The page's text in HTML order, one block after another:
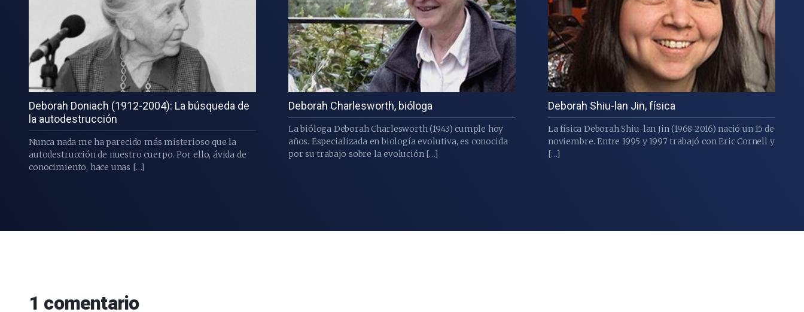
Deborah Doniach (1912-2004): La búsqueda de
la autodestrucción
Nunca nada me ha parecido más misterioso que la
autodestrucción de nuestro cuerpo. Por ello, ávida de
conocimiento, hace unas […]
Deborah Charlesworth, bióloga
La bióloga Deborah Charlesworth (1943) cumple hoy
años. Especializada en biología evolutiva, es conocida
por su trabajo sobre la evolución […]
Deborah Shiu-lan Jin, física
La física Deborah Shiu-lan Jin (1968-2016) nació un 15 de
noviembre. Entre 1995 y 1997 trabajó con Eric Cornell y
[…]
1 comentario